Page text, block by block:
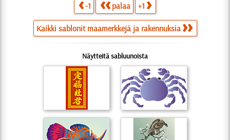
-1 palaa +1
Kaikki sablonit maamerkkejä ja rakennuksia
Näytteitä sabluunoista